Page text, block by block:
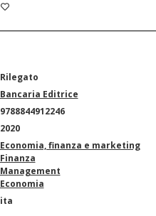
Rilegato
Bancaria Editrice
9788844912246
2020
Economia, finanza e marketing
Finanza
Management
Economia
ita